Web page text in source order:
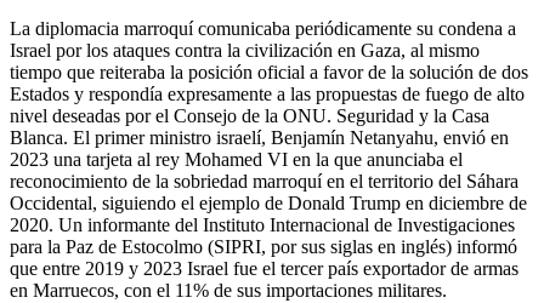
La diplomacia marroquí comunicaba periódicamente su condena a
Israel por los ataques contra la civilización en Gaza, al mismo
tiempo que reiteraba la posición oficial a favor de la solución de dos
Estados y respondía expresamente a las propuestas de fuego de alto
nivel deseadas por el Consejo de la ONU. Seguridad y la Casa
Blanca. El primer ministro israelí, Benjamín Netanyahu, envió en
2023 una tarjeta al rey Mohamed VI en la que anunciaba el
reconocimiento de la sobriedad marroquí en el territorio del Sáhara
Occidental, siguiendo el ejemplo de Donald Trump en diciembre de
2020. Un informante del Instituto Internacional de Investigaciones
para la Paz de Estocolmo (SIPRI, por sus siglas en inglés) informó
que entre 2019 y 2023 Israel fue el tercer país exportador de armas
en Marruecos, con el 11% de sus importaciones militares.